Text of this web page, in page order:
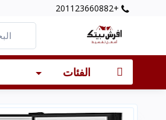
+201123660882
الفئات